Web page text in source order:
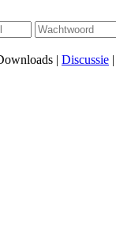
| Discussie